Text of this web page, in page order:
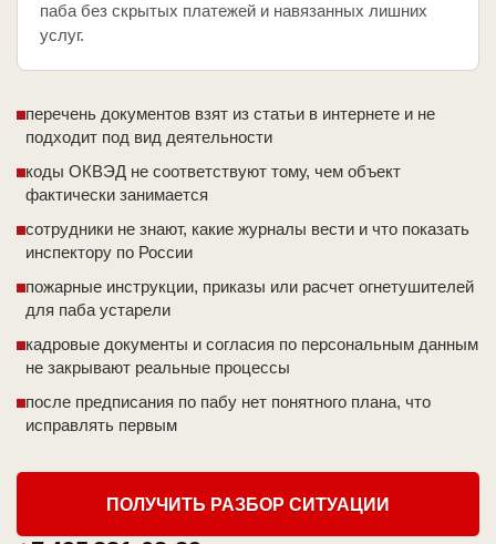
паба без скрытых платежей и навязанных лишних
услуг.
перечень документов взят из статьи в интернете и не
подходит под вид деятельности
коды ОКВЭД не соответствуют тому, чем объект
фактически занимается
сотрудники не знают, какие журналы вести и что показать
инспектору по России
пожарные инструкции, приказы или расчет огнетушителей
для паба устарели
кадровые документы и согласия по персональным данным
не закрывают реальные процессы
после предписания по пабу нет понятного плана, что
исправлять первым
ПОЛУЧИТЬ РАЗБОР СИТУАЦИИ